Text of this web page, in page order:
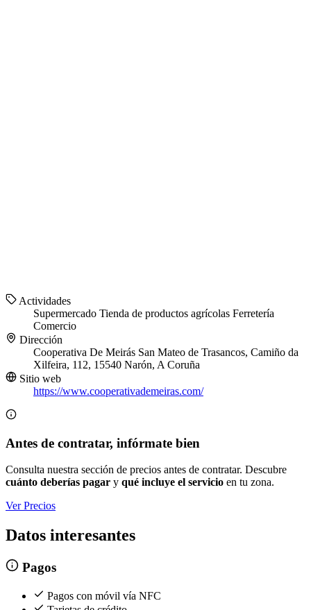
Actividades
Supermercado Tienda de productos agrícolas Ferretería
Comercio
Dirección
Cooperativa De Meirás San Mateo de Trasancos, Camiño da
Xilfeira, 112, 15540 Narón, A Coruña
Sitio web
https://www.cooperativademeiras.com/
Antes de contratar, infórmate bien
Consulta nuestra sección de precios antes de contratar. Descubre
cuánto deberías pagar y qué incluye el servicio en tu zona.
Ver Precios
Datos interesantes
Pagos
Pagos con móvil vía NFC